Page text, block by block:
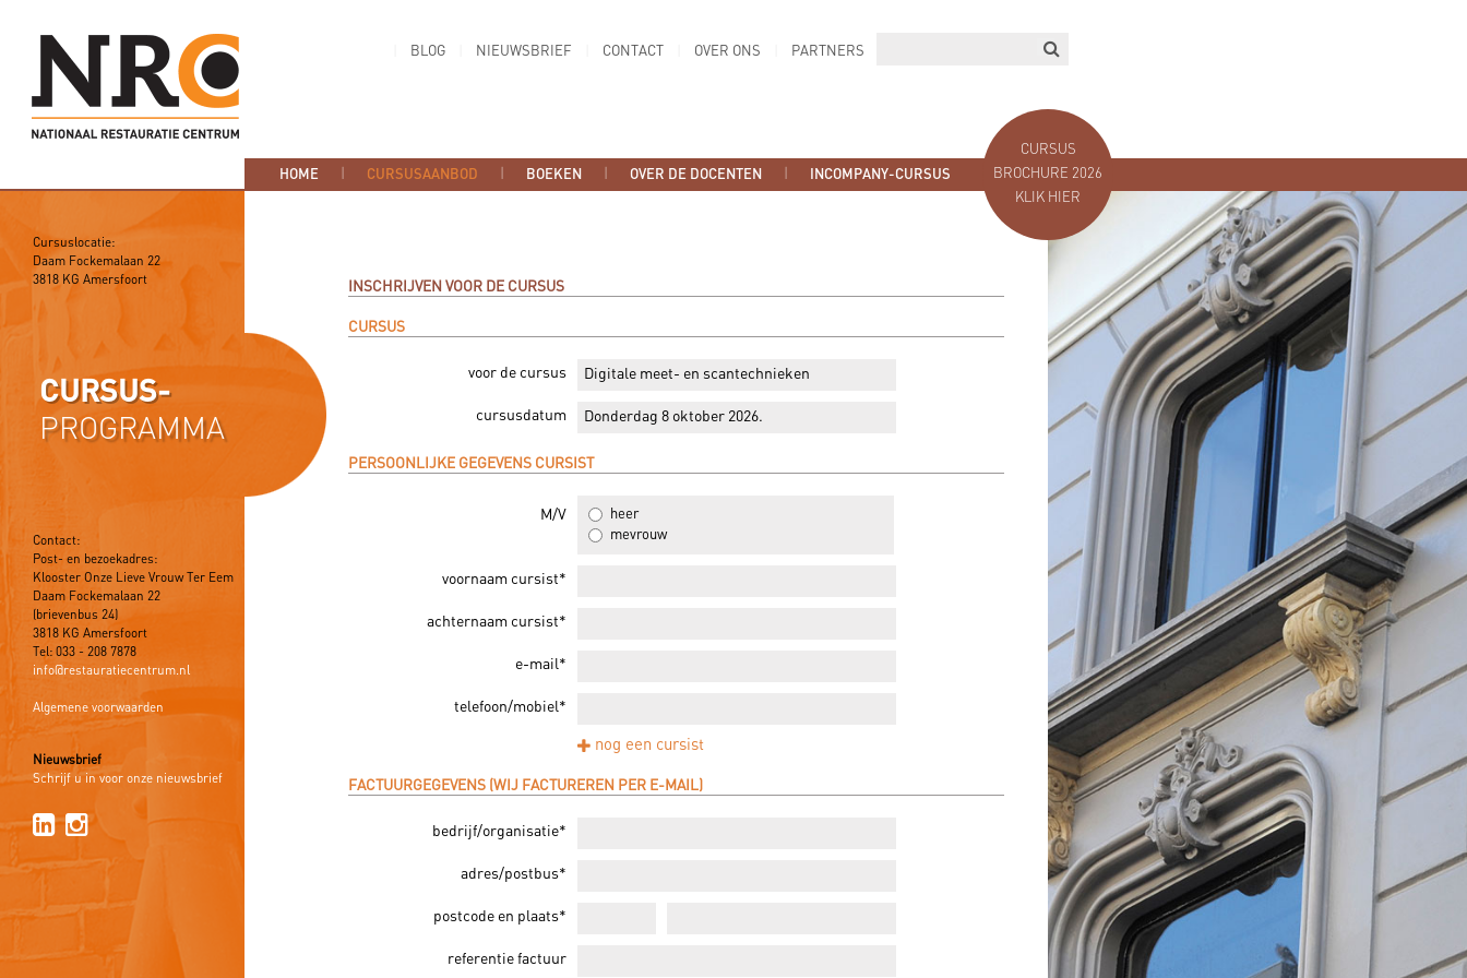
BLOG NIEUWSBRIEF CONTACT OVER ONS PARTNERS
HOME CURSUSAANBOD BOEKEN OVER DE DOCENTEN INCOMPANY-CURSUS
Cursuslocatie:
Daam Fockemalaan 22
3818 KG Amersfoort
CURSUS-
PROGRAMMA
Contact:
Post- en bezoekadres:
Klooster Onze Lieve Vrouw Ter Eem
Daam Fockemalaan 22
(brievenbus 24)
3818 KG Amersfoort
Tel: 033 - 208 7878
info@restauratiecentrum.nl
Algemene voorwaarden
Nieuwsbrief
Schrijf u in voor onze nieuwsbrief
INSCHRIJVEN VOOR DE CURSUS
CURSUS
voor de cursus Digitale meet- en scantechnieken
cursusdatum Donderdag 8 oktober 2026.
PERSOONLIJKE GEGEVENS CURSIST
M/V
heer
mevrouw
voornaam cursist*
achternaam cursist*
e-mail*
telefoon/mobiel*
nog een cursist
FACTUURGEGEVENS (WIJ FACTUREREN PER E-MAIL)
bedrijf/organisatie*
adres/postbus*
postcode en plaats*
referentie factuur
CURSUS
BROCHURE 2026
KLIK HIER